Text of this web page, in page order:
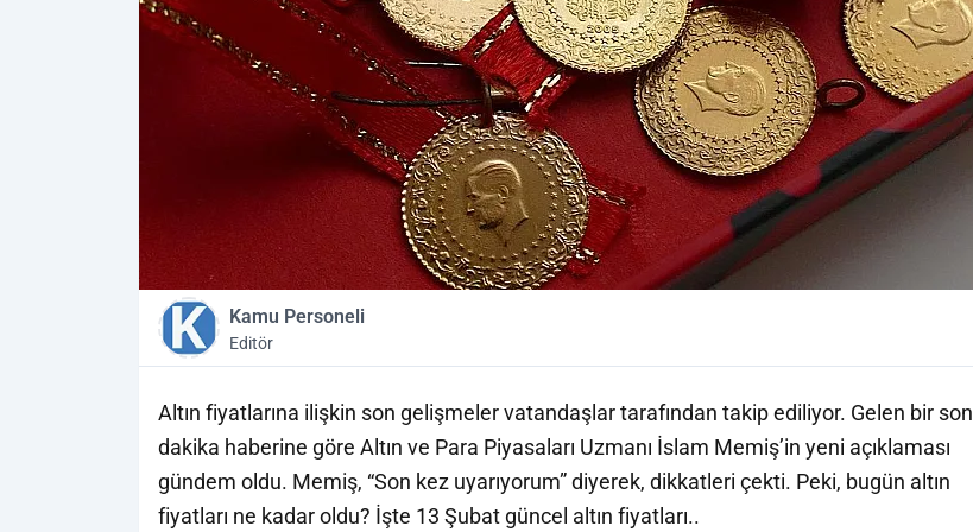
Kamu Personeli
Editör
Altın fiyatlarına ilişkin son gelişmeler vatandaşlar tarafından takip ediliyor. Gelen bir son
dakika haberine göre Altın ve Para Piyasaları Uzmanı İslam Memiş’in yeni açıklaması
gündem oldu. Memiş, “Son kez uyarıyorum” diyerek, dikkatleri çekti. Peki, bugün altın
fiyatları ne kadar oldu? İşte 13 Şubat güncel altın fiyatları..